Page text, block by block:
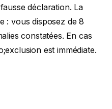
déclaration. La
: vous disposez de 8
constatées. En cas
est immédiate.